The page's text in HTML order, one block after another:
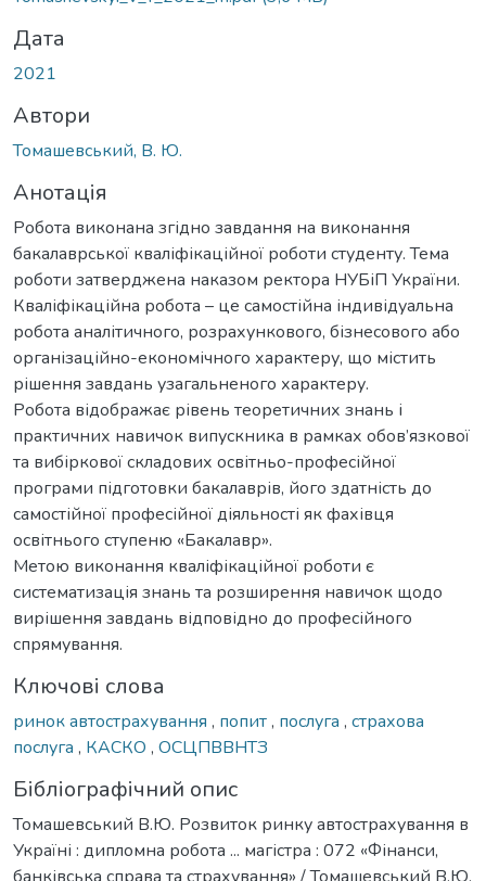
Дата
2021
Автори
Томашевський, В. Ю.
Анотація
Робота виконана згідно завдання на виконання
бакалаврської кваліфікаційної роботи студенту. Тема
роботи затверджена наказом ректора НУБіП України.
Кваліфікаційна робота – це самостійна індивідуальна
робота аналітичного, розрахункового, бізнесового або
організаційно-економічного характеру, що містить
рішення завдань узагальненого характеру.
Робота відображає рівень теоретичних знань і
практичних навичок випускника в рамках обов’язкової
та вибіркової складових освітньо-професійної
програми підготовки бакалаврів, його здатність до
самостійної професійної діяльності як фахівця
освітнього ступеню «Бакалавр».
Метою виконання кваліфікаційної роботи є
систематизація знань та розширення навичок щодо
вирішення завдань відповідно до професійного
спрямування.
Ключові слова
ринок автострахування , попит, послуга , страхова
послуга , КАСКО , ОСЦПВВНТЗ
Бібліографічний опис
Томашевський В.Ю. Розвиток ринку автострахування в
Україні : дипломна робота ... магістра : 072 «Фінанси,